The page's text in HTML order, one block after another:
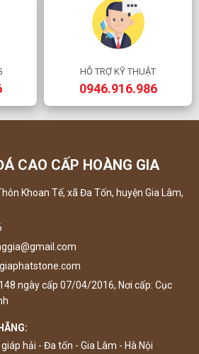
HỖ TRỢ KỸ THUẬT
0946.916.986
CAO CẤP HOÀNG GIA
Khoan Tế, xã Đa Tốn, huyện Gia Lâm,
ngày cấp 07/04/2016, Nơi cấp: Cục
hải - Đa tốn - Gia Lâm - Hà Nội